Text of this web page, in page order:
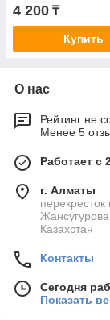
4 200 ₸
Купить
О нас
Рейтинг не
Менее 5
Работает с
г. Алматы
Казахстан
Контакты
Сегодня
Показать